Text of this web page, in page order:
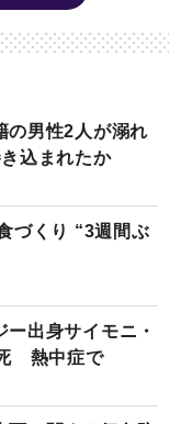
の男性2人が溺れ
込まれたか
づくり “3週間ぶ
出身サイモニ・
熱中症で